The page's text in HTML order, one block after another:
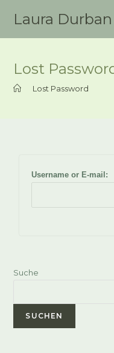
Inhalt
springen
Laura
Lost
Lost Password
Username or E-mail:
Suche
SUCHEN